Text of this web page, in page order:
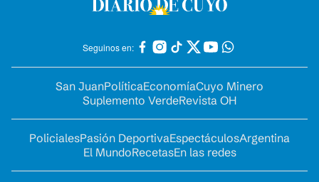
Seguinos en:
San JuanPolíticaEconomíaCuyo Minero
Suplemento VerdeRevista OH
PolicialesPasión DeportivaEspectáculosArgentina
El MundoRecetasEn las redes